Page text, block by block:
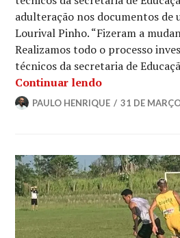
adulteração nos documentos
Lourival Pinho. “Fizeram a
Realizamos todo o processo
técnicos da secretaria de
Continuar lendo
PAULO HENRIQUE 31 DE